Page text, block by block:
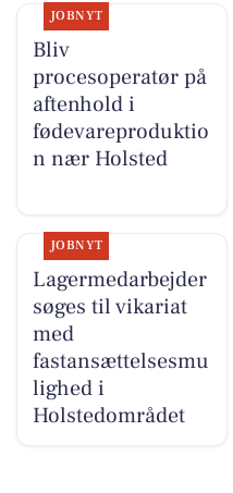
JOBNYT
Bliv
procesoperatør på
aftenhold i
fødevareproduktio
n nær Holsted
JOBNYT
Lagermedarbejder
søges til vikariat
med
fastansættelsesmu
lighed i
Holstedområdet